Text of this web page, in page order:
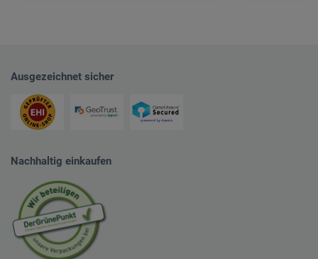
Ausgezeichnet sicher
Nachhaltig einkaufen